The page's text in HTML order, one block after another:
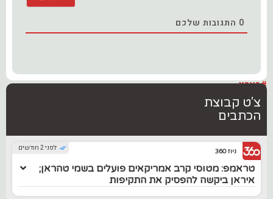
0 התגובות שלכם
#בארץ
צ'ט קבוצת
הכתבים
לפני 2 חודשים ניוז 360
טראמפ: מטוסי קרב אמריקאים פועלים בשמי טהראן;
איראן ביקשה להפסיק את התקיפות